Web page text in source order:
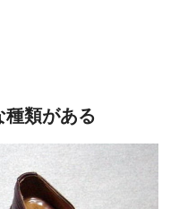
種類がある